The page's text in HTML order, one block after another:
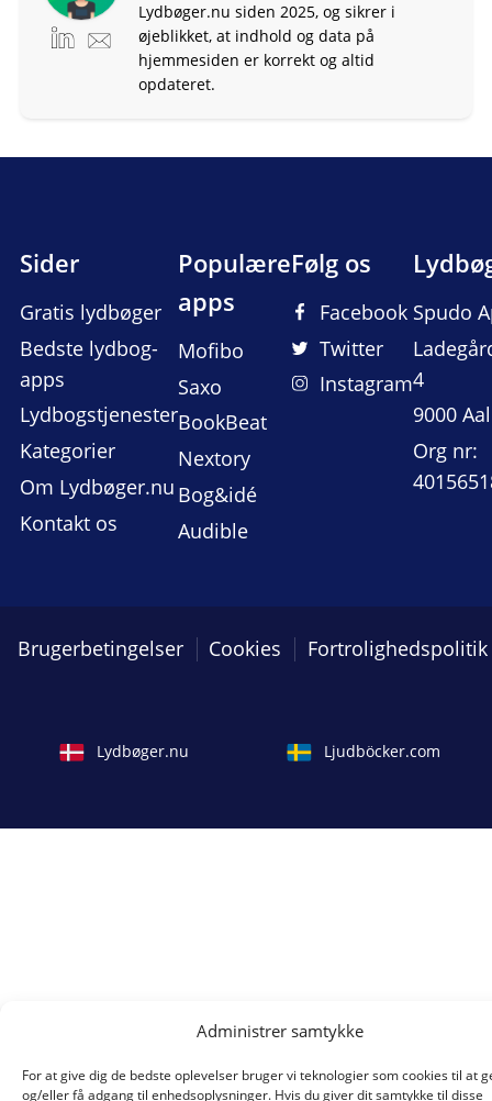
Administrer samtykke
For at give dig de bedste oplevelser bruger vi teknologier som cookies til at
og/eller få adgang til enhedsoplysninger. Hvis du giver dit samtykke til disse
Lydbøger.nu siden 2025, og sikrer i
øjeblikket, at indhold og data på
hjemmesiden er korrekt og altid
opdateret.
Sider
Gratis lydbøger
Bedste lydbog-
apps
Lydbogstjenester
Kategorier
Om Lydbøger.nu
Kontakt os
Populære
apps
Mofibo
Saxo
BookBeat
Nextory
Bog&idé
Audible
Følg os
Facebook
Twitter
Instagram
Spudo
4
9000
Org nr:
Brugerbetingelser Cookies Fortrolighedspolitik
Lydbøger.nu Ljudböcker.com